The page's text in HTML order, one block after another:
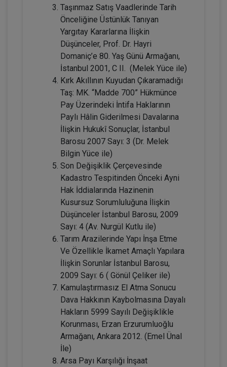
Kongresi - VII. Oturum
360 TL Sepete Ekle
Tüketici Hukuku Enstitüsü
Çocuk Hukuku - IV. Medeni Hukuk
Kongresi - V. Oturum
360 TL Sepete Ekle
Tüketici Hukuku Enstitüsü
Taşınmaz Satış Vaadlerinde Tarih
Önceliğine Üstünlük Tanıyan
Yargıtay Kararlarına İlişkin
Düşünceler, Prof. Dr. Hayri
Domaniç’e 80. Yaş Günü Armağanı,
İstanbul 2001, C II. (Melek Yüce ile)
Kırk Akıllının Kuyudan Çıkaramadığı
Taş: MK. “Madde 700” Hükmünce
Pay Üzerindeki İntifa Haklarının
Paylı Hâlin Giderilmesi Davalarına
İlişkin Hukukî Sonuçlar, İstanbul
Barosu 2007 Sayı: 3 (Dr. Melek
Bilgin Yüce ile)
Son Değişiklik Çerçevesinde
Kadastro Tespitinden Önceki Ayni
Hak İddialarında Hazinenin
Kusursuz Sorumluluğuna İlişkin
Düşünceler İstanbul Barosu, 2009
Sayı: 4 (Av. Nurgül Kutlu ile)
Tarım Arazilerinde Yapı İnşa Etme
Ve Özellikle İkamet Amaçlı Yapılara
İlişkin Sorunlar İstanbul Barosu,
2009 Sayı: 6 ( Gönül Çeliker ile)
Kamulaştırmasız El Atma Sonucu
Dava Hakkının Kaybolmasına Dayalı
Hakların 5999 Sayılı Değişiklikle
Korunması, Erzan Erzurumluoğlu
Armağanı, Ankara 2012. (Emel Ünal
İle)
Arsa Payı Karşılığı İnşaat